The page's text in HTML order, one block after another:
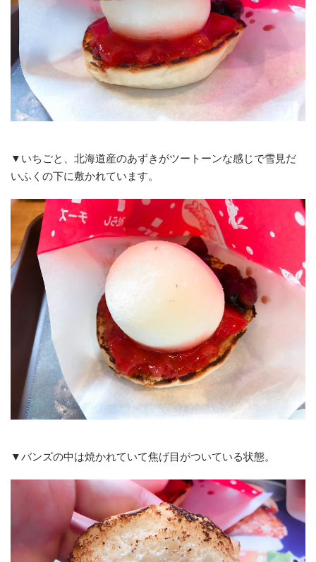
▼いちごと、北海道産のあずきがツートーンな感じで雪見だ
いふくの下に敷かれています。
▼バンズの中は焼かれていて焦げ目がついている状態。